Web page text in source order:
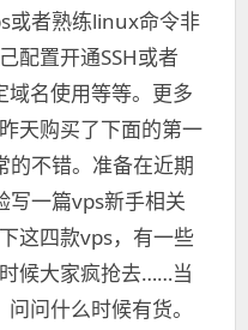
或者熟练linux命令非
配置开通SSH或者
名使用等等。更多
天购买了下面的第一
的不错。准备在近期
写一篇vps新手相关
这四款vps，有一些
候大家疯抢去……当
问什么时候有货。